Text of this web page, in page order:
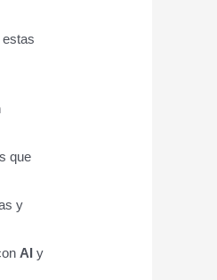
que
y
AI y